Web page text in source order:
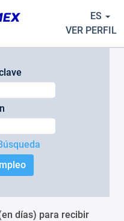
ES
VER PERFIL
días) para recibir